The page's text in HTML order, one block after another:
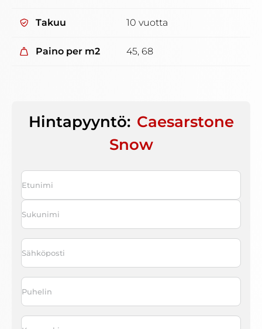
Takuu 10 vuotta
Paino per m2 45, 68
Hintapyyntö: Caesarstone
Snow
Nimi
First
Sähköposti
Puhelin
Kaupunki